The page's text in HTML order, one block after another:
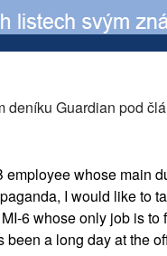
deníku Guardian pod
whose main
I would like to
6 whose only job is
a long day at the